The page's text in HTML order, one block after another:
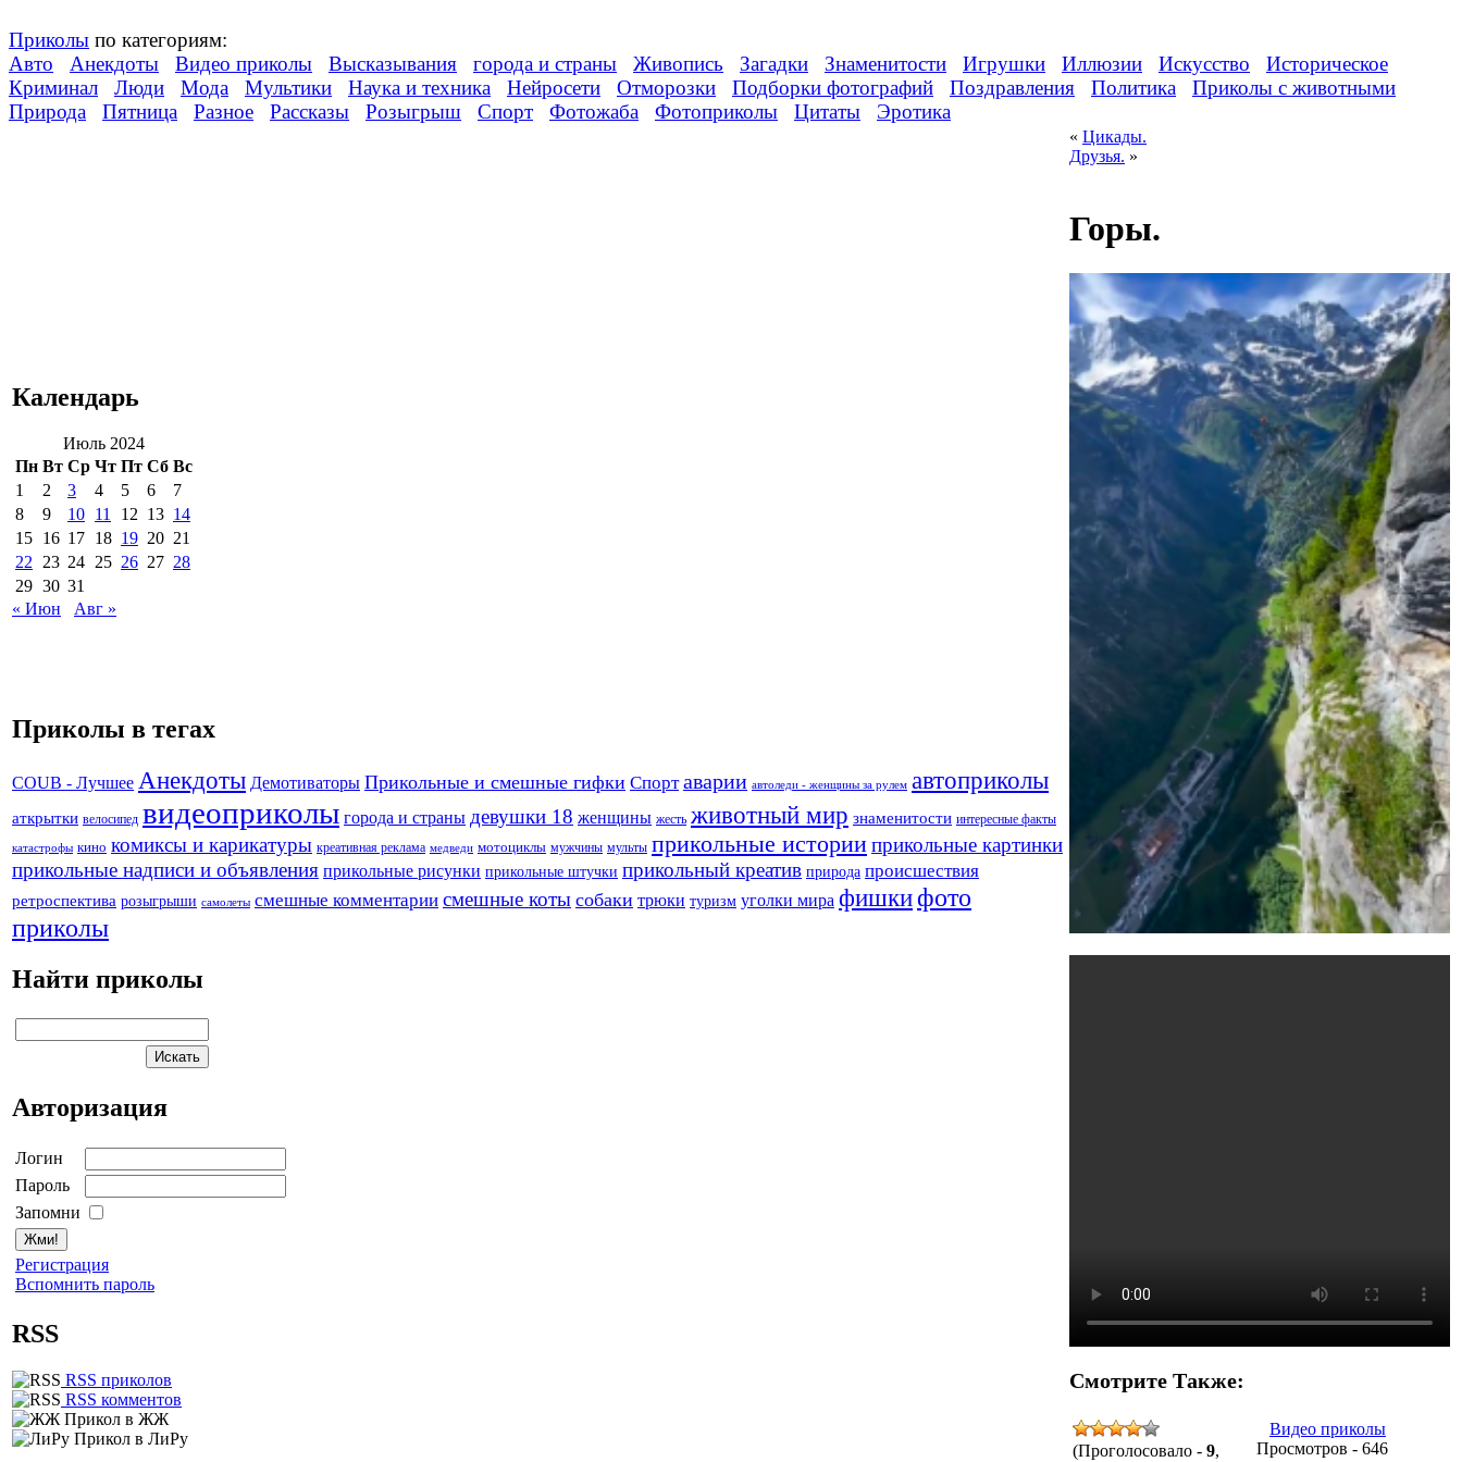
Приколы по категориям:
Авто
Анекдоты Видео приколы Высказывания города и страны Живопись Загадки Знаменитости Игрушки Иллюзии Искусство
Историческое
Криминал
Люди Мода Мультики Наука и техника Нейросети Отморозки Подборки фотографий Поздравления Политика
Приколы с животными
Природа
Пятница Разное Рассказы Розыгрыш Спорт Фотожаба Фотоприколы Цитаты Эротика
Календарь
Июль 2024
Пн Вт Ср Чт Пт Сб Вс
1
2 3 4 5 6
7
8
9 10 11 12 13 14
15 16 17 18 19 20 21
22
23 24 25 26 27 28
29 30 31
« Июн
Авг »
Приколы в тегах
COUB - Лучшее Анекдоты Демотиваторы Прикольные и смешные гифки Спорт аварии автоледи - женщины за рулем автоприколы
аткрытки велосипед видеоприколы города и страны девушки 18 женщины жесть животный мир знаменитости интересные факты
катастрофы кино комиксы и карикатуры креативная реклама медведи мотоциклы мужчины мульты прикольные историиприкольные картинки
прикольные надписи и объявления прикольные рисунки прикольные штучки прикольный креатив природа происшествия
ретроспектива розыгрыши самолеты смешные комментарии смешные коты собаки трюки туризм уголки мира фишкифото
приколы
Найти приколы
Авторизация
Логин
Пароль
Запомни
Регистрация
Вспомнить пароль
RSS
RSS приколов
RSS комментов
Прикол в ЖЖ
Прикол в ЛиРу
« Цикады.
Друзья. »
Горы.
Смотрите Также:
(Проголосовало - 9,
Видео приколы
Просмотров - 646